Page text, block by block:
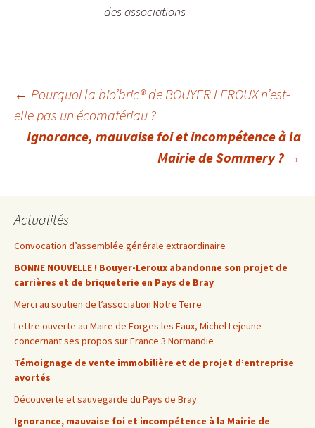
des associations
Navigation
des
← Pourquoi la bio’bric® de BOUYER LEROUX n’est-
elle pas un écomatériau ?
Ignorance, mauvaise foi et incompétence à la
Mairie de Sommery ? →
Actualités
Convocation d’assemblée générale extraordinaire
BONNE NOUVELLE ! Bouyer-Leroux abandonne son projet de
carrières et de briqueterie en Pays de Bray
Merci au soutien de l’association Notre Terre
Lettre ouverte au Maire de Forges les Eaux, Michel Lejeune
concernant ses propos sur France 3 Normandie
Témoignage de vente immobilière et de projet d’entreprise
avortés
Découverte et sauvegarde du Pays de Bray
Ignorance, mauvaise foi et incompétence à la Mairie de